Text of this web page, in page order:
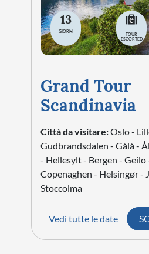
13
GIORNI
TOUR
ESCORTED
Grand Tour
Scandinavia
Città da visitare:Oslo -
Gudbrandsdalen - Gålå -
- Hellesylt - Bergen - Geilo
Copenaghen - Helsingør -
Stoccolma
Vedi tutte le date